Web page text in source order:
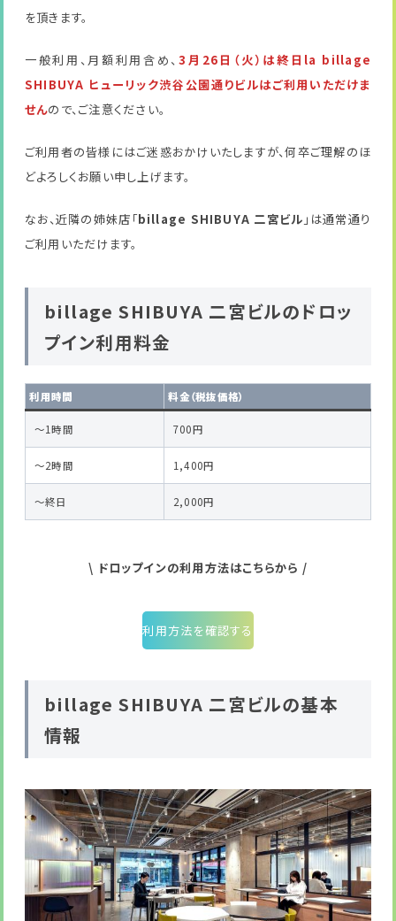
を頂きます。
一般利用、月額利用含め、3月26日（火）は終日la billage
SHIBUYA ヒューリック渋谷公園通りビルはご利用いただけま
せんので、ご注意ください。
ご利用者の皆様にはご迷惑おかけいたしますが、何卒ご理解のほ
どよろしくお願い申し上げます。
なお、近隣の姉妹店「billage SHIBUYA 二宮ビル 」は通常通り
ご利用いただけます。
billage SHIBUYA 二宮ビルのドロッ
プイン利用料金
利用時間 料金（税抜価格）
～1時間 700円
～2時間 1,400円
～終日 2,000円
\ ドロップインの利用方法はこちらから /
利用方法を確認する
billage SHIBUYA 二宮ビルの基本
情報